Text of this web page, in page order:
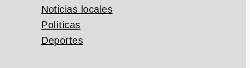
Noticias locales
Políticas
Deportes